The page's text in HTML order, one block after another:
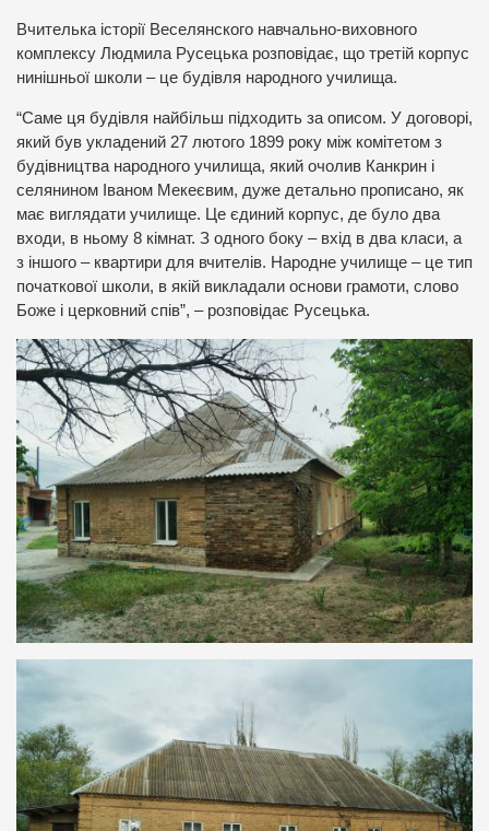
Вчителька історії Веселянского навчально-виховного
комплексу Людмила Русецька розповідає, що третій корпус
нинішньої школи – це будівля народного училища.
“Саме ця будівля найбільш підходить за описом. У договорі,
який був укладений 27 лютого 1899 року між комітетом з
будівництва народного училища, який очолив Канкрин і
селянином Іваном Мекеєвим, дуже детально прописано, як
має виглядати училище. Це єдиний корпус, де було два
входи, в ньому 8 кімнат. З одного боку – вхід в два класи, а
з іншого – квартири для вчителів. Народне училище – це тип
початкової школи, в якій викладали основи грамоти, слово
Боже і церковний спів”, – розповідає Русецька.